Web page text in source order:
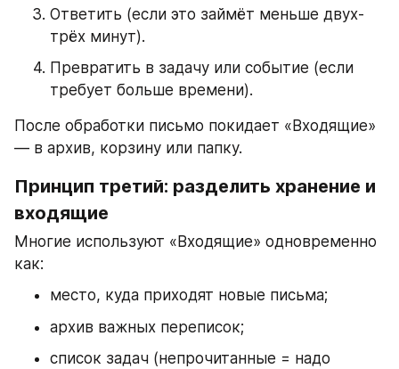
Ответить (если это займёт меньше двух-
трёх минут).
Превратить в задачу или событие (если
требует больше времени).
После обработки письмо покидает «Входящие»
— в архив, корзину или папку.
Принцип третий: разделить хранение и
входящие
Многие используют «Входящие» одновременно
как:
место, куда приходят новые письма;
архив важных переписок;
список задач (непрочитанные = надо